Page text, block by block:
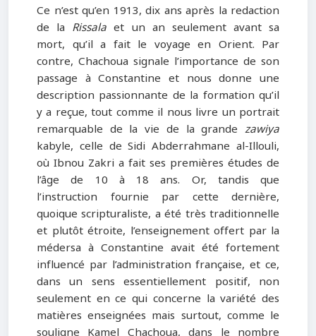
Ce n’est qu’en 1913, dix ans après la redaction
de la Rissala et un an seulement avant sa
mort, qu’il a fait le voyage en Orient. Par
contre, Chachoua signale l’importance de son
passage à Constantine et nous donne une
description passionnante de la formation qu’il
y a reçue, tout comme il nous livre un portrait
remarquable de la vie de la grande zawiya
kabyle, celle de Sidi Abderrahmane al-Illouli,
où Ibnou Zakri a fait ses premières études de
l’âge de 10 à 18 ans. Or, tandis que
l’instruction fournie par cette dernière,
quoique scripturaliste, a été très traditionnelle
et plutôt étroite, l’enseignement offert par la
médersa à Constantine avait été fortement
influencé par l’administration française, et ce,
dans un sens essentiellement positif, non
seulement en ce qui concerne la variété des
matières enseignées mais surtout, comme le